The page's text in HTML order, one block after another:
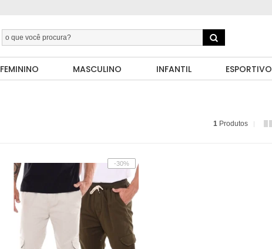
FEMININO MASCULINO INFANTIL ESPORTIVO
1 Produtos
-30%